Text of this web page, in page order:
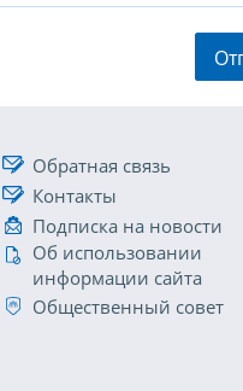
Обратная связь
Контакты
Подписка на новости
Об использовании
информации сайта
Общественный совет